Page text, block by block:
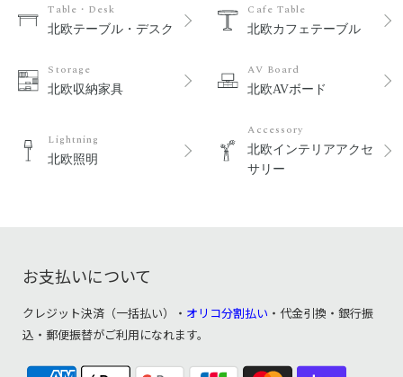
Table・Desk
北欧テーブル・デスク
Cafe Table
北欧カフェテーブル
Storage
北欧収納家具
AV Board
北欧AVボード
Lightning
北欧照明
Accessory
北欧インテリアアクセ
サリー
お支払いについて
クレジット決済（一括払い）・ オリコ分割払い ・代金引換・銀行振
込・郵便振替がご利用になれます。